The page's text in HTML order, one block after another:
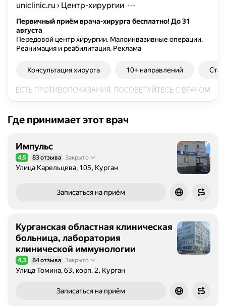
uniclinic.ru › Центр-хирургии
Первичный приём врача-хирурга бесплатно! До 31
августа
Передовой центр хирургии. Малоинвазивные операции.
Реанимация и реабилитация. Реклама
Консультация хирурга 10+ направлений
Где принимает этот врач
Импульс
Рейтинг 4,5 из 5
4,5 83 отзыва Закрыто
Улица Карельцева, 105, Курган
Записаться на приём
Курганская областная клиническая
больница, лаборатория
клинической иммунологии
Рейтинг 4,3 из 5
4,3 84 отзыва Закрыто
Улица Томина, 63, корп. 2, Курган
Записаться на приём